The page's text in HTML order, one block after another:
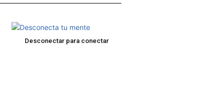
Desconectar para conectar